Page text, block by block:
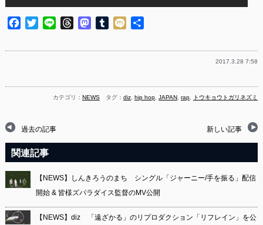
Facebook
TwitterLine ThreadsMastodon
Tumblr
Mixi
2017.3.28 7:58
カテゴリ：NEWS タグ：diz ,hip hop ,JAPAN ,rap トウキョウトガリネズミ
過去の記事 新しい記事
関連記事
【NEWS】しんきろうのまち シングル「ジャーニー/手を振る」配信
開始 & 皆様ズパラダイス監督のMV公開
【NEWS】diz 「遠ざかる」のリプロダクション「リフレイン」を公